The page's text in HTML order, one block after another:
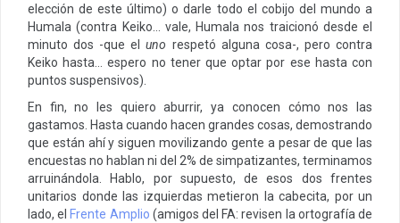
elección de este último) o darle todo el cobijo del mundo a
Humala (contra Keiko… vale, Humala nos traicionó desde el
minuto dos -que eluno respetó alguna cosa-, pero contra
Keiko hasta… espero no tener que optar por ese hasta con
puntos suspensivos).
En fin, no les quiero aburrir, ya conocen cómo nos las
gastamos. Hasta cuando hacen grandes cosas, demostrando
que están ahí y siguen movilizando gente a pesar de que las
encuestas no hablan ni del 2% de simpatizantes, terminamos
arruinándola. Hablo, por supuesto, de esos dos frentes
unitarios donde las izquierdas metieron la cabecita, por un
lado, el Frente Amplio (amigos del FA: revisen la ortografía de